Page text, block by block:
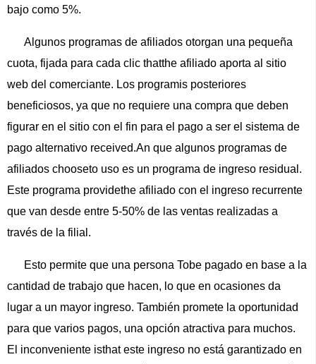
bajo como 5%.
Algunos programas de afiliados otorgan una pequeña
cuota, fijada para cada clic thatthe afiliado aporta al sitio
web del comerciante. Los programis posteriores
beneficiosos, ya que no requiere una compra que deben
figurar en el sitio con el fin para el pago a ser el sistema de
pago alternativo received.An que algunos programas de
afiliados chooseto uso es un programa de ingreso residual.
Este programa providethe afiliado con el ingreso recurrente
que van desde entre 5-50% de las ventas realizadas a
través de la filial.
Esto permite que una persona Tobe pagado en base a la
cantidad de trabajo que hacen, lo que en ocasiones da
lugar a un mayor ingreso. También promete la oportunidad
para que varios pagos, una opción atractiva para muchos.
El inconveniente isthat este ingreso no está garantizado en